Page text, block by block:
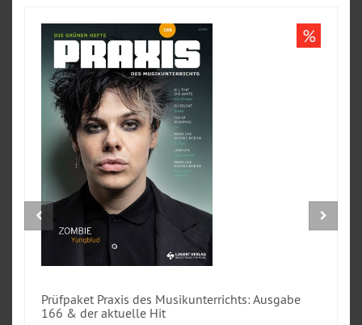
Prüfpaket Praxis des Musikunterrichts: Ausgabe
166 & der aktuelle Hit
%